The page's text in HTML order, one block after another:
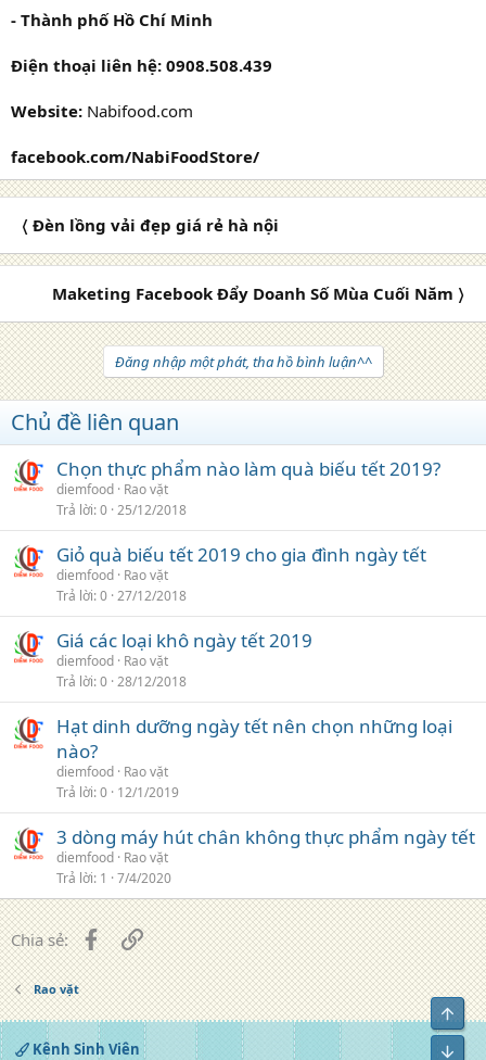
- Thành phố Hồ Chí Minh
Điện thoại liên hệ: 0908.508.439
Website: Nabifood.com
facebook.com/NabiFoodStore/
〈 Đèn lồng vải đẹp giá rẻ hà nội
Maketing Facebook Đẩy Doanh Số Mùa Cuối Năm 〉
Đăng nhập một phát, tha hồ bình luận^^
Chủ đề liên quan
Chọn thực phẩm nào làm quà biếu tết 2019?
diemfood Rao vặt
Trả lời 0 25/12/2018
Giỏ quà biếu tết 2019 cho gia đình ngày tết
diemfood Rao vặt
Trả lời 0 27/12/2018
Giá các loại khô ngày tết 2019
diemfood Rao vặt
Trả lời 0 28/12/2018
Hạt dinh dưỡng ngày tết nên chọn những loại
nào?
diemfood Rao vặt
Trả lời 0 12/1/2019
3 dòng máy hút chân không thực phẩm ngày tết
diemfood Rao vặt
Trả lời 1 7/4/2020
Chia sẻ: FacebookLiên kết
Rao vặt
Kênh Sinh Viên
Top